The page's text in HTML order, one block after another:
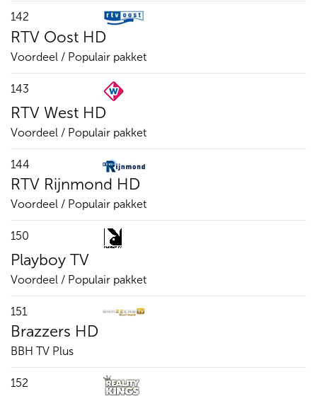
142
RTV Oost HD
Voordeel / Populair pakket
143
RTV West HD
Voordeel / Populair pakket
144
RTV Rijnmond HD
Voordeel / Populair pakket
150
Playboy TV
Voordeel / Populair pakket
151
Brazzers HD
BBH TV Plus
152